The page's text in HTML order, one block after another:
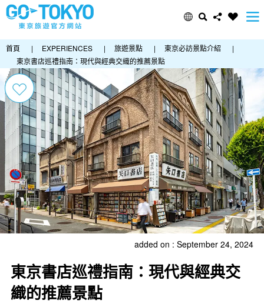
首頁 | EXPERIENCES | 旅遊景點 | 東京必訪景點介紹
|
東京書店巡禮指南：現代與經典交織的推薦景點
added on : September 24, 2024
東京書店巡禮指南：現代與經典交
織的推薦景點